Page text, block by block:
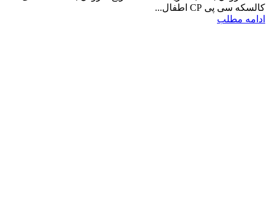
کالسکه سی پی CP اطفال...
ادامه مطلب